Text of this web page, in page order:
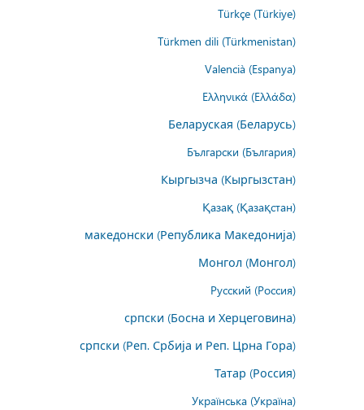
Türkçe (Türkiye)
Türkmen dili (Türkmenistan)
Valencià (Espanya)
Ελληνικά (Ελλάδα)
Беларуская (Беларусь)
Български (България)
Кыргызча (Кыргызстан)
Қазақ (Қазақстан)
македонски (Република Македонија)
Монгол (Монгол)
Русский (Россия)
српски (Босна и Херцеговина)
српски (Реп. Србија и Реп. Црна Гора)
Татар (Россия)
Українська (Україна)